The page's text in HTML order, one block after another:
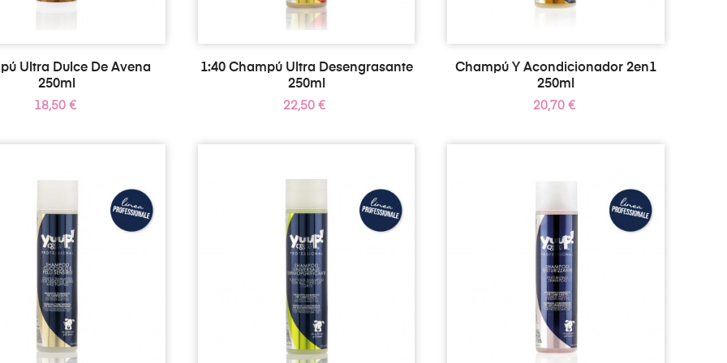
Ultra Dulce De Avena
250ml
Precio
18,50 €
1:40 Champú Ultra Desengrasante
250ml
Precio
22,50 €
Champú Y Acondicionador 2en1
250ml
Precio
20,70 €